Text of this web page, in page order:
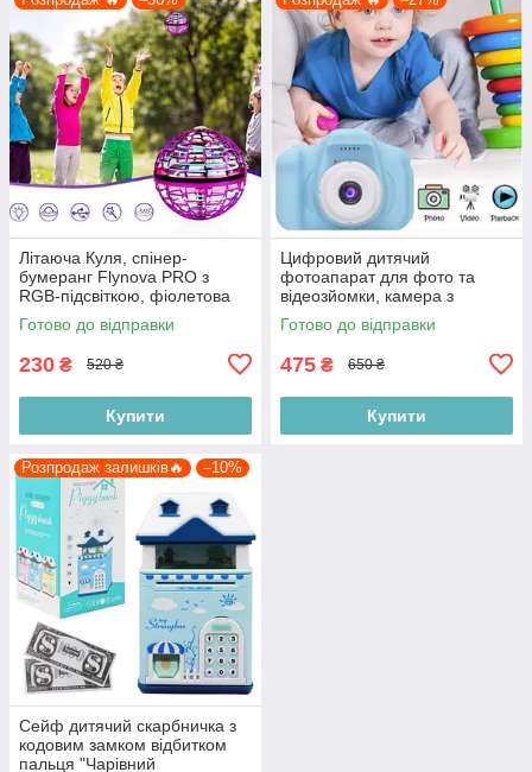
Літаюча Куля, спінер-
бумеранг Flynova PRO з
RGB-підсвіткою, фіолетова
Готово до відправки
230 ₴ 520 ₴
Купити
Цифровий дитячий
фотоапарат для фото та
відеозйомки, камера з
дисплеєм Smart Kids X200,
синій
Готово до відправки
475 ₴ 650 ₴
Купити
Розпродаж залишків🔥 –10%
Сейф дитячий скарбничка з
кодовим замком відбитком
пальця "Чарівний